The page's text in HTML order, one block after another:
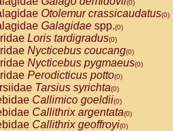
(0)
Papiospp.(0)
Mandrillus
Mandrillus sphinx
Theropithecus
Macaca arctoides
Macaca assamensis
Macaca
Macaca cyclopis
Macaca fascicularis
Macaca fuscaca
(0)
Otolemur crassicaudatus(0)
Galagidae spp.(0)
Loris tardigradus(0)
Nycticebus coucang(0)
Nycticebus pygmaeus(0)
Perodicticus potto(0)
Tarsius syrichta(0)
Callimico goeldii(0)
Callithrix argentata(0)
Callithrix geoffroyi(0)